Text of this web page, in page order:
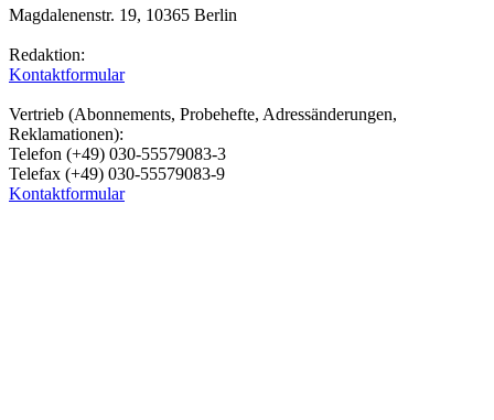
Magdalenenstr. 19, 10365 Berlin
Redaktion:
Kontaktformular
Vertrieb (Abonnements, Probehefte, Adressänderungen,
Reklamationen):
Telefon (+49) 030-55579083-3
Telefax (+49) 030-55579083-9
Kontaktformular